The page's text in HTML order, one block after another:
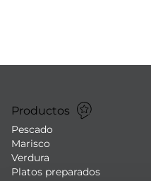
Productos
Pescado
Marisco
Verdura
Platos preparados